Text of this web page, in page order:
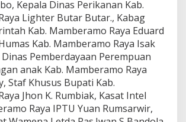
Kepala Dinas Perikanan Kab.
Lighter Butar Butar., Kabag
Kab. Mamberamo Raya Eduard
Kab. Mamberamo Raya Isak
Pemberdayaan Perempuan
anak Kab. Mamberamo Raya
Staf Khusus Bupati Kab.
Jhon K. Rumbiak, Kasat Intel
Raya IPTU Yuan Rumsarwir,